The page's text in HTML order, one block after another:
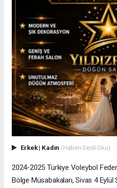
Erkek| Kadın (Haberi Sesli Oku)
2024-2025 Türkiye Voleybol
Bölge Müsabakaları, Sivas 4 Eylül